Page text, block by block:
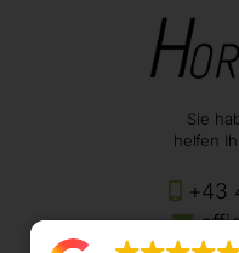
Sie
helfen
+43